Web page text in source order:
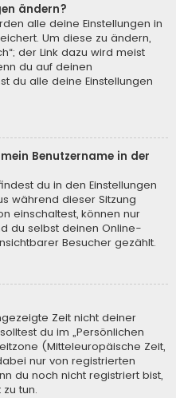
ändern?
alle deine Einstellungen in
Um diese zu ändern,
der Link dazu wird meist
du auf deinen
du alle deine Einstellungen
Benutzername in der
du in den Einstellungen
während dieser Sitzung
einschaltest, können nur
du selbst deinen Online-
Besucher gezählt.
Zeit nicht deiner
du im „Persönlichen
(Mitteleuropäische Zeit,
nur von registrierten
du noch nicht registriert bist,
tun.